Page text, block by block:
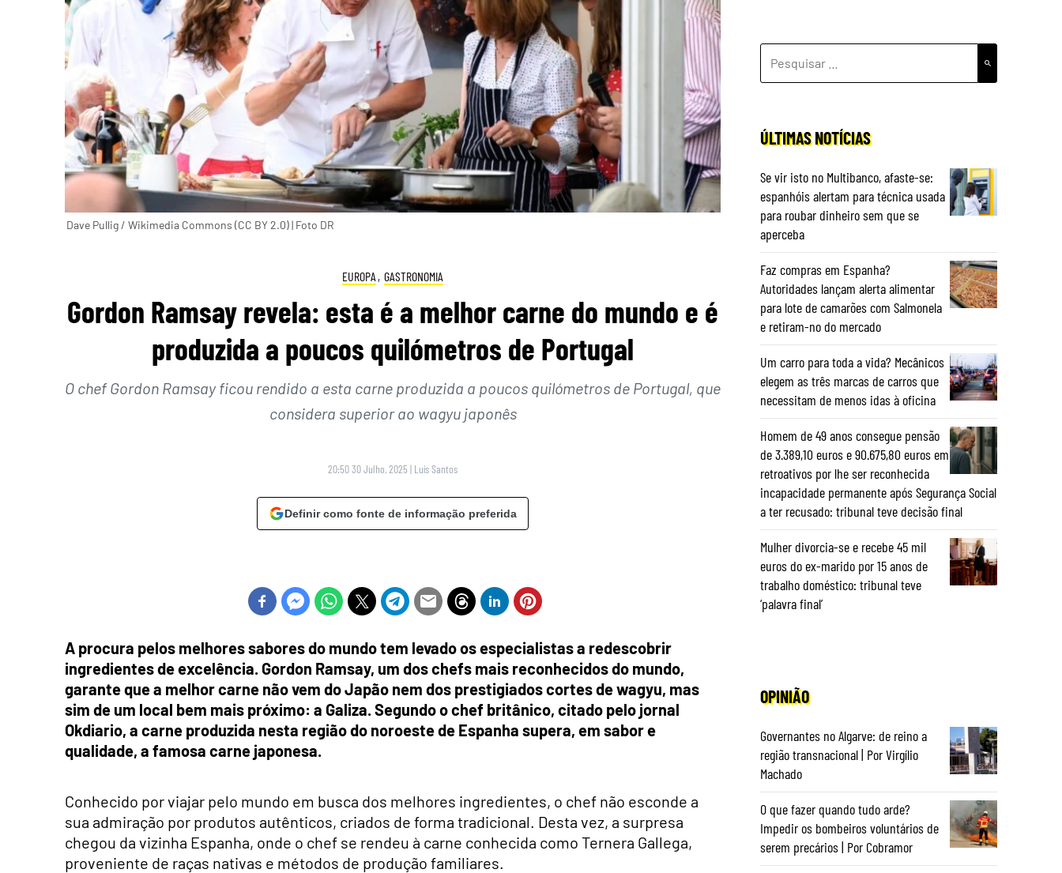
Dave Pullig / Wikimedia Commons (CC BY 2.0) | Foto DR
EUROPA , GASTRONOMIA
Gordon Ramsay revela: esta é a melhor carne do mundo e é
produzida a poucos quilómetros de Portugal
O chef Gordon Ramsay ficou rendido a esta carne produzida a poucos quilómetros de Portugal, que
considera superior ao wagyu japonês
20:50 30 Julho, 2025 | Luís Santos
Definir como fonte de informação preferida
A procura pelos melhores sabores do mundo tem levado os especialistas a redescobrir
ingredientes de excelência. Gordon Ramsay, um dos chefs mais reconhecidos do mundo,
garante que a melhor carne não vem do Japão nem dos prestigiados cortes de wagyu, mas
sim de um local bem mais próximo: a Galiza. Segundo o chef britânico, citado pelo jornal
Okdiario, a carne produzida nesta região do noroeste de Espanha supera, em sabor e
qualidade, a famosa carne japonesa.
Conhecido por viajar pelo mundo em busca dos melhores ingredientes, o chef não esconde a
sua admiração por produtos autênticos, criados de forma tradicional. Desta vez, a surpresa
chegou da vizinha Espanha, onde o chef se rendeu à carne conhecida como Ternera Gallega,
proveniente de raças nativas e métodos de produção familiares.
POR:
ÚLTIMAS NOTÍCIAS
Se vir isto no Multibanco, afaste-se:
espanhóis alertam para técnica usada
para roubar dinheiro sem que se
aperceba
Faz compras em Espanha?
Autoridades lançam alerta alimentar
para lote de camarões com Salmonela
e retiram-no do mercado
Um carro para toda a vida? Mecânicos
elegem as três marcas de carros que
necessitam de menos idas à oficina
Homem de 49 anos consegue pensão
de 3.389,10 euros e 90.675,80 euros em
retroativos por lhe ser reconhecida
incapacidade permanente após Segurança Social
a ter recusado: tribunal teve decisão final
Mulher divorcia-se e recebe 45 mil
euros do ex-marido por 15 anos de
trabalho doméstico: tribunal teve
‘palavra final’
OPINIÃO
Governantes no Algarve: de reino a
região transnacional | Por Virgílio
Machado
O que fazer quando tudo arde?
Impedir os bombeiros voluntários de
serem precários | Por Cobramor